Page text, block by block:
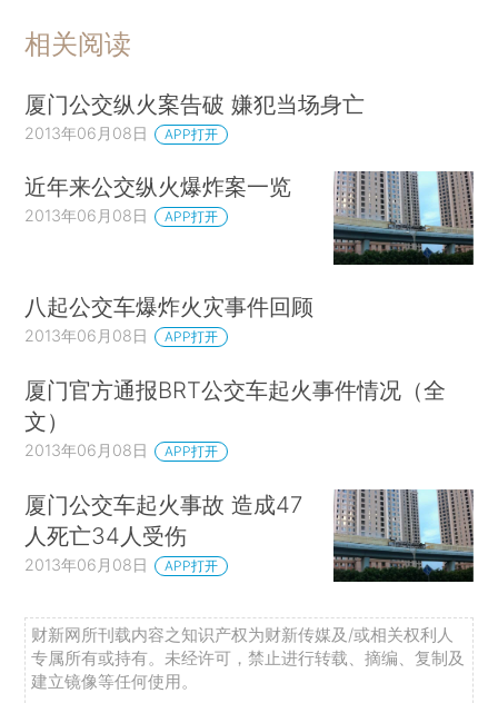
相关阅读
厦门公交纵火案告破 嫌犯当场身亡
2013年06月08日 APP打开
近年来公交纵火爆炸案一览
2013年06月08日 APP打开
八起公交车爆炸火灾事件回顾
2013年06月08日 APP打开
厦门官方通报BRT公交车起火事件情况（全
文）
2013年06月08日 APP打开
厦门公交车起火事故 造成47
人死亡34人受伤
2013年06月08日 APP打开
财新网所刊载内容之知识产权为财新传媒及/或相关权利人
专属所有或持有。未经许可，禁止进行转载、摘编、复制及
建立镜像等任何使用。